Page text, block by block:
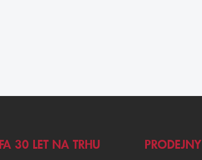
30 LET NA TRHU PRODEJNY